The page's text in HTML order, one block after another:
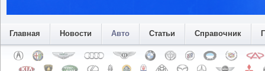
Главная Новости Авто Статьи Справочник